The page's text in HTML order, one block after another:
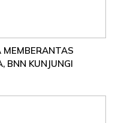
MEMBERANTAS
BNN KUNJUNGI